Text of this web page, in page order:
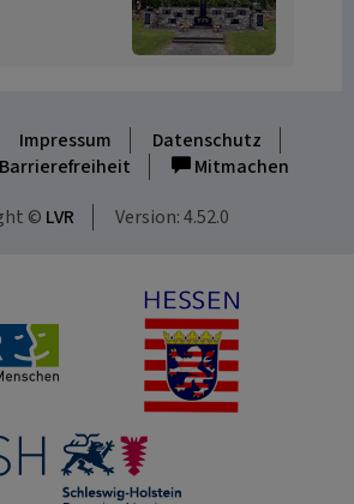
Impressum
Datenschutz
Mitmachen
© LVR Version: 4.52.0